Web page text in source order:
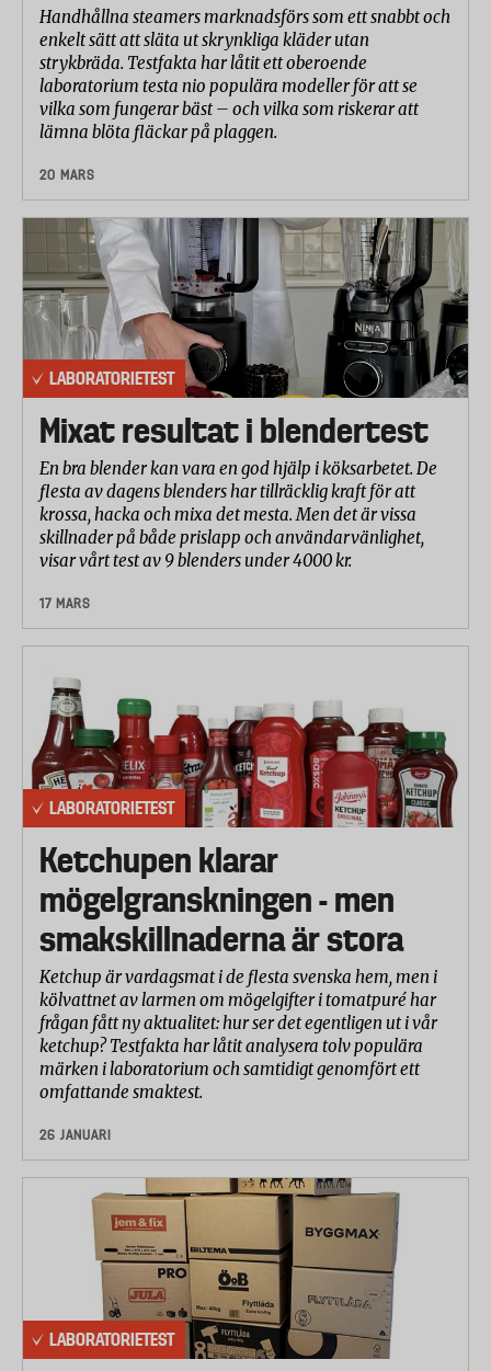
Handhållna steamers marknadsförs som ett snabbt och
enkelt sätt att släta ut skrynkliga kläder utan
strykbräda. Testfakta har låtit ett oberoende
laboratorium testa nio populära modeller för att se
vilka som fungerar bäst – och vilka som riskerar att
lämna blöta fläckar på plaggen.
20 MARS
LABORATORIETEST
Mixat resultat i blendertest
En bra blender kan vara en god hjälp i köksarbetet. De
flesta av dagens blenders har tillräcklig kraft för att
krossa, hacka och mixa det mesta. Men det är vissa
skillnader på både prislapp och användarvänlighet,
visar vårt test av 9 blenders under 4000 kr.
17 MARS
LABORATORIETEST
Ketchupen klarar
mögelgranskningen - men
smakskillnaderna är stora
Ketchup är vardagsmat i de flesta svenska hem, men i
kölvattnet av larmen om mögelgifter i tomatpuré har
frågan fått ny aktualitet: hur ser det egentligen ut i vår
ketchup? Testfakta har låtit analysera tolv populära
märken i laboratorium och samtidigt genomfört ett
omfattande smaktest.
26 JANUARI
LABORATORIETEST